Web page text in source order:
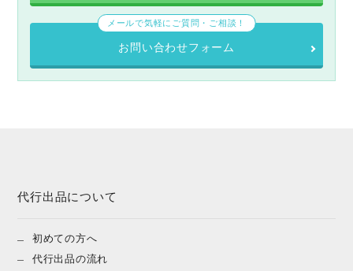
メールで気軽にご質問・ご相談！
お問い合わせフォーム
代行出品について
初めての方へ
代行出品の流れ